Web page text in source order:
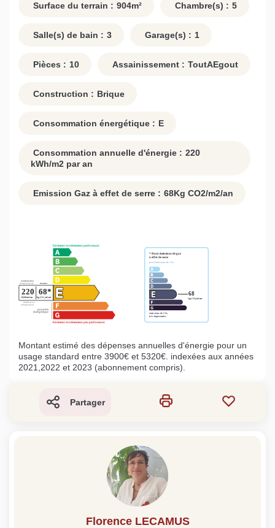
Surface du terrain : 904m² Chambre(s) : 5
Salle(s) de bain : 3 Garage(s) : 1
Pièces : 10 Assainissement : ToutAEgout
Construction : Brique
Consommation énergétique : E
Consommation annuelle d'énergie : 220
kWh/m2 par an
Emission Gaz à effet de serre : 68Kg CO2/m2/an
Montant estimé des dépenses annuelles d'énergie pour un
usage standard entre 3900€ et 5320€. indexées aux années
2021,2022 et 2023 (abonnement compris).
Partager
Florence LECAMUS